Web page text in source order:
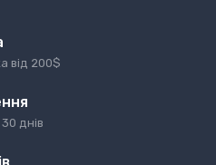
від 200$
днів